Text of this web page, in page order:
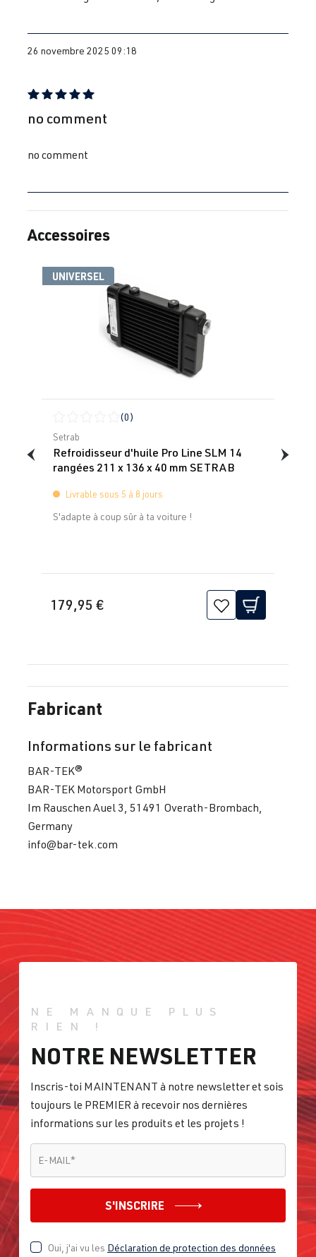
26 novembre 2025 09:18
Évaluation avec une note de 5 sur 5 étoiles
no comment
no comment
Ignorer la galerie de produits
Accessoires
UNIVERSEL
Note moyenne de 0 sur 5 étoiles
(0)
Setrab
Refroidisseur d'huile Pro Line SLM 14
rangées 211 x 136 x 40 mm SETRAB
Livrable sous 5 à 8 jours
S'adapte à coup sûr à ta voiture !
179,95 €
Fabricant
Informations sur le fabricant
BAR-TEK®
BAR-TEK Motorsport GmbH
Im Rauschen Auel 3, 51491 Overath-Brombach,
Germany
info@bar-tek.com
NE MANQUE PLUS
RIEN !
NOTRE NEWSLETTER
Inscris-toi MAINTENANT à notre newsletter et sois
toujours le PREMIER à recevoir nos dernières
informations sur les produits et les projets !
E-MAIL *
S'INSCRIRE
Oui, j'ai vu les Déclaration de protection des données